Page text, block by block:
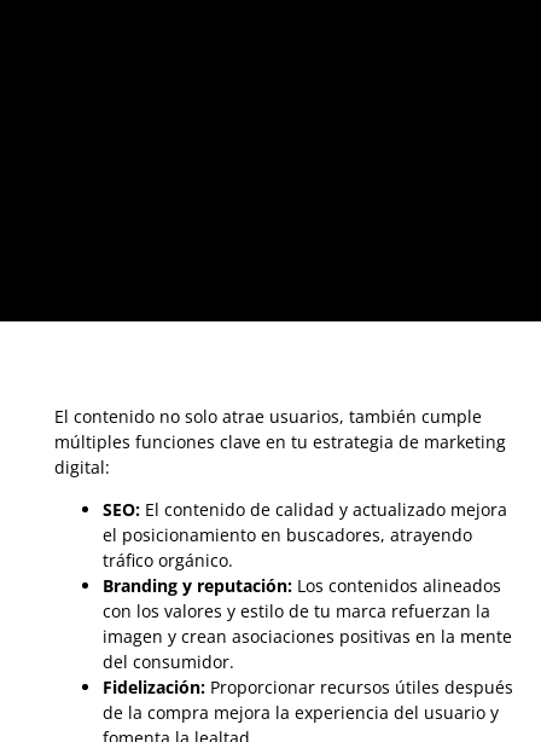
El contenido no solo atrae usuarios, también cumple
múltiples funciones clave en tu estrategia de marketing
digital:
SEO:El contenido de calidad y actualizado mejora
el posicionamiento en buscadores, atrayendo
tráfico orgánico.
Branding y reputación:Los contenidos alineados
con los valores y estilo de tu marca refuerzan la
imagen y crean asociaciones positivas en la mente
del consumidor.
Fidelización:Proporcionar recursos útiles después
de la compra mejora la experiencia del usuario y